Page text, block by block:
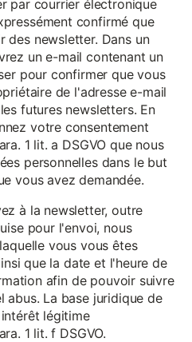
par courrier électronique
confirmé que
des newsletter. Dans un
un e-mail contenant un
pour confirmer que vous
de l'adresse e-mail
futures newsletters. En
votre consentement
1 lit. a DSGVO que nous
personnelles dans le but
vous avez demandée.
à la newsletter, outre
pour l'envoi, nous
vous vous êtes
que la date et l'heure de
afin de pouvoir suivre
abus. La base juridique de
légitime
1 lit. f DSGVO.